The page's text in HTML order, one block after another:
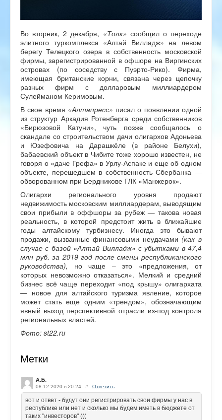
Во вторник, 2 декабря, «Толк» сообщил о переходе
элитного туркомплекса «Алтай Вилладж» на левом
берегу Телецкого озера в собственность московской
фирмы, зарегистрированной в офшоре на Виргинских
островах (по соседству с Пуэрто-Рико). Фирма,
имеющая британские корни, связана через цепочку
разных фирм с долларовым миллиардером
Сулейманом Керимовым.
В свое время «Алтапресс» писал о появлении одной
из структур Аркадия Ротенберга среди собственников
«Бирюзовой Катуни», чуть позже сообщалось о
скандале со строительством дачи олигархов Адоньева
и Юзефовича на Дарашкёле (в районе Белухи),
бабаевский объект в Чибите тоже хорошо известен, не
говоря о «даче Грефа» в Урлу-Аспаке и еще об одном
объекте, перешедшем в собственность Сбербанка —
обворованном при Бердникове ГЛК «Манжерок».
Олигархи регионального уровня продают
недвижимость московским миллиардерам, выводящим
свои прибыли в оффшоры за рубеж — такова новая
реальность, в которой предстоит жить в ближайшие
годы алтайскому турбизнесу. Иногда это бывают
продажи, вызванные финансовыми неудачами (как в
случае с базой «Алтай Вилладж» с убытками в 47,4
млн руб. за 2019 год после смены республиканского
руководства), но чаще – это «предложения, от
которых невозможно отказаться». Мелкий и средний
бизнес всё чаще переходит «под крышу» олигархата
— новое для алтайского туризма явление, которое
может стать еще одним «трендом», обозначающим
явный выход перспективной отрасли из-под контроля
региональных властей.
Фото: st22.ru
Метки
А.Б.
08.12.2020 в 20:24 # Ответить
вот и ответ - будут они регистрировать свои фирмы у нас в
республике или нет и сколько мы будем иметь в бюджете от
таких "инвесторов" (((